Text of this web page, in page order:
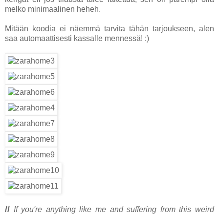
melko minimaalinen heheh.
Mitään koodia ei näemmä tarvita tähän tarjoukseen, alen
saa automaattisesti kassalle mennessä! :)
// If you're anything like me and suffering from this weird